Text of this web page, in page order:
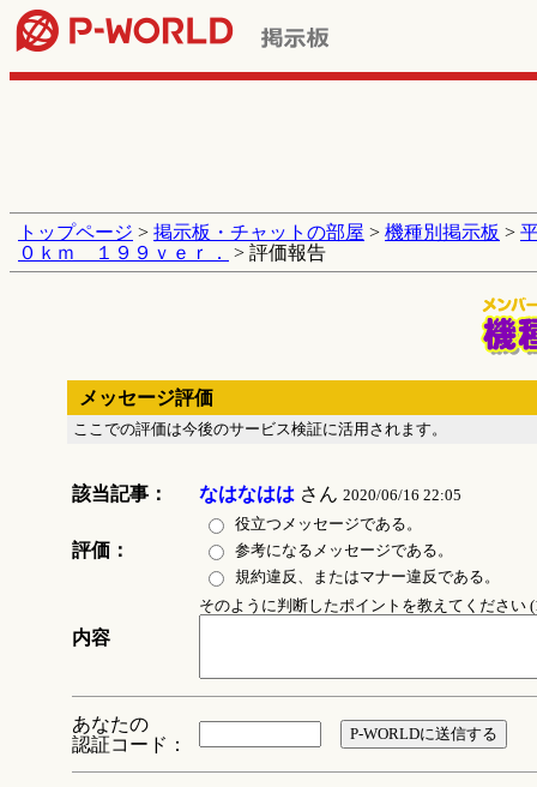
トップページ > 掲示板・チャットの部屋 > 機種別掲示板 >
０ｋｍ １９９ｖｅｒ．
> 評価報告
メッセージ評価
ここでの評価は今後のサービス検証に活用されます。
該当記事： なはなはは さん 2020/06/16 22:05
評価：
役立つメッセージである。
参考になるメッセージである。
規約違反、またはマナー違反である。
内容
そのように判断したポイントを教えてください
あなたの
認証コード：